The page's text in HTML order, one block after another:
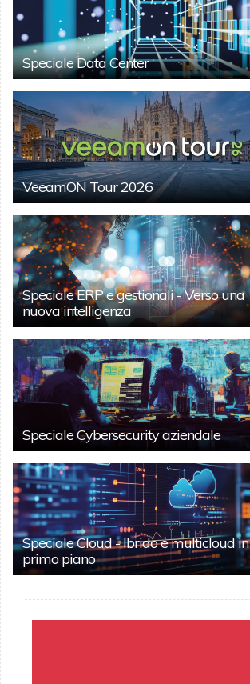
Speciale Data Center
VeeamON Tour 2026
Speciale ERP e gestionali - Verso una
nuova intelligenza
Speciale Cybersecurity aziendale
Speciale Cloud - Ibrido e multicloud in
primo piano